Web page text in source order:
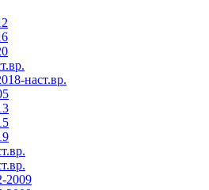
наст.вр.
2009